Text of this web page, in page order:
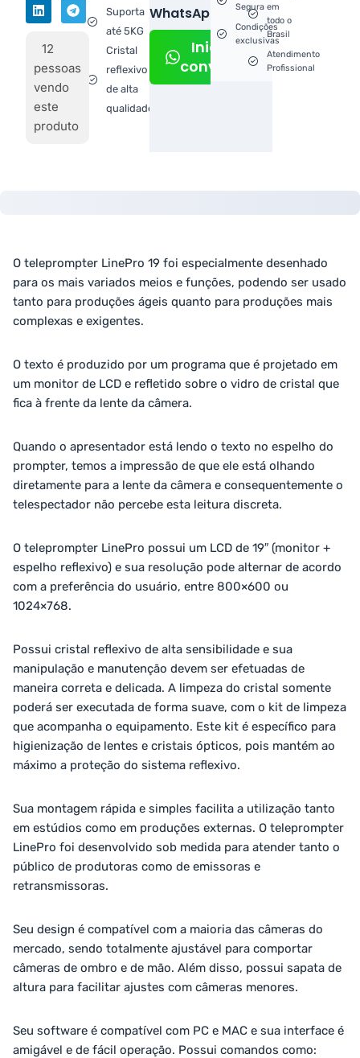
Suporta
até 5KG
Cristal
reflexivo
de alta
qualidade
WhatsApp!
Iniciar
conversa
12
pessoas
vendo
este
produto
Segura
Condições
exclusivas
em
todo o
Brasil
Atendimento
Profissional
O teleprompter LinePro 19 foi especialmente desenhado
para os mais variados meios e funções, podendo ser usado
tanto para produções ágeis quanto para produções mais
complexas e exigentes.
O texto é produzido por um programa que é projetado em
um monitor de LCD e refletido sobre o vidro de cristal que
fica à frente da lente da câmera.
Quando o apresentador está lendo o texto no espelho do
prompter, temos a impressão de que ele está olhando
diretamente para a lente da câmera e consequentemente o
telespectador não percebe esta leitura discreta.
O teleprompter LinePro possui um LCD de 19″ (monitor +
espelho reflexivo) e sua resolução pode alternar de acordo
com a preferência do usuário, entre 800×600 ou
1024×768.
Possui cristal reflexivo de alta sensibilidade e sua
manipulação e manutenção devem ser efetuadas de
maneira correta e delicada. A limpeza do cristal somente
poderá ser executada de forma suave, com o kit de limpeza
que acompanha o equipamento. Este kit é específico para
higienização de lentes e cristais ópticos, pois mantém ao
máximo a proteção do sistema reflexivo.
Sua montagem rápida e simples facilita a utilização tanto
em estúdios como em produções externas. O teleprompter
LinePro foi desenvolvido sob medida para atender tanto o
público de produtoras como de emissoras e
retransmissoras.
Seu design é compatível com a maioria das câmeras do
mercado, sendo totalmente ajustável para comportar
câmeras de ombro e de mão. Além disso, possui sapata de
altura para facilitar ajustes com câmeras menores.
Seu software é compatível com PC e MAC e sua interface é
amigável e de fácil operação. Possui comandos como: